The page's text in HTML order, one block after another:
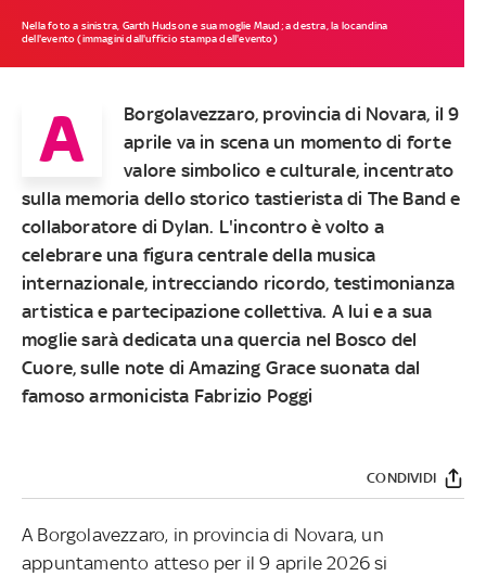
Nella foto a sinistra, Garth Hudson e sua moglie Maud; a destra, la locandina
dell'evento (immagini dall'ufficio stampa dell'evento)
A
Borgolavezzaro, provincia di Novara, il 9
aprile va in scena un momento di forte
valore simbolico e culturale, incentrato
sulla memoria dello storico tastierista di The Band e
collaboratore di Dylan. L'incontro è volto a
celebrare una figura centrale della musica
internazionale, intrecciando ricordo, testimonianza
artistica e partecipazione collettiva. A lui e a sua
moglie sarà dedicata una quercia nel Bosco del
Cuore, sulle note di Amazing Grace suonata dal
famoso armonicista Fabrizio Poggi
CONDIVIDI
A Borgolavezzaro, in provincia di Novara, un
appuntamento atteso per il 9 aprile 2026 si